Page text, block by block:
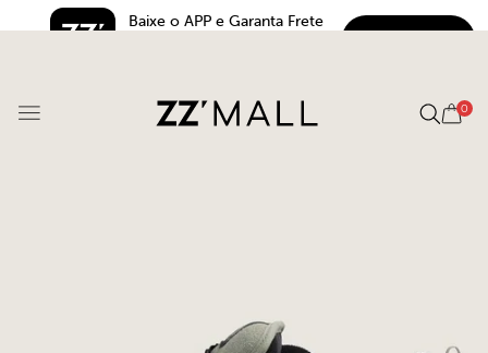
Baixe o APP e Garanta Frete
0